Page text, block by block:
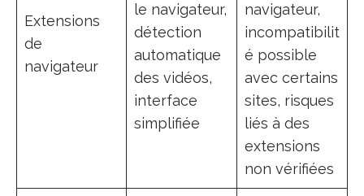
Extensions
de
navigateur
le navigateur,
détection
automatique
des vidéos,
interface
simplifiée
navigateur,
incompatibilit
é possible
avec certains
sites, risques
liés à des
extensions
non vérifiées